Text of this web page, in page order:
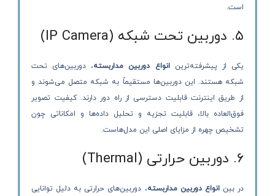
است.
۵. دوربین تحت شبکه (IP Camera)
یکی از پیشرفته‌ترینانواع دوربین مداربسته، دوربین‌های تحت
شبکه هستند. این دوربین‌ها مستقیماً به شبکه متصل می‌شوند و
از طریق اینترنت قابلیت دسترسی از راه دور دارند. کیفیت تصویر
فوق‌العاده بالا، قابلیت تجزیه و تحلیل داده‌ها و امکاناتی چون
تشخیص چهره از مزایای اصلی این مدل‌هاست.
۶. دوربین حرارتی (Thermal)
در بینانواع دوربین مداربسته، دوربین‌های حرارتی به دلیل توانایی